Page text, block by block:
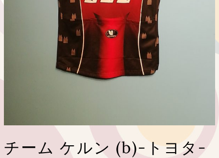
チーム ケルン (b)-トヨタ-